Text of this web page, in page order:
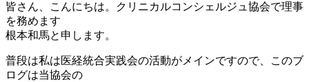
皆さん、こんにちは。クリニカルコンシェルジュ協会で理事
を務めます
根本和馬と申します。
普段は私は医経統合実践会の活動がメインですので、このブ
ログは当協会の